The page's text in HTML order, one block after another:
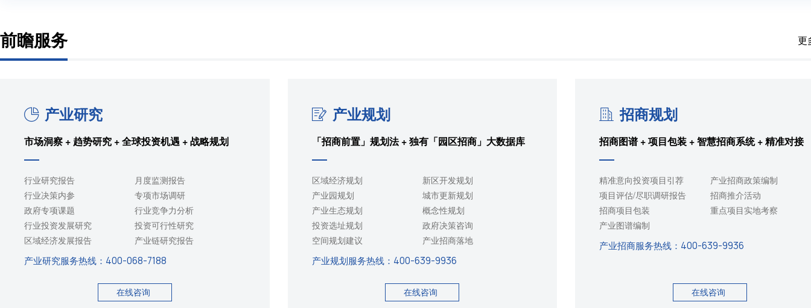
前瞻服务 更
产业研究
市场洞察 + 趋势研究 + 全球投资机遇 + 战略规划
行业研究报告
月度监测报告
行业决策内参
专项市场调研
政府专项课题
行业竞争力分析
行业投资发展研究
投资可行性研究
区域经济发展报告
产业链研究报告
产业研究服务热线： 400-068-7188
在线咨询
产业规划
「招商前置」规划法 + 独有「园区招商」大数据库
区域经济规划
新区开发规划
产业园规划
城市更新规划
产业生态规划
概念性规划
投资选址规划
政府决策咨询
空间规划建议
产业招商落地
产业规划服务热线： 400-639-9936
在线咨询
招商规划
招商图谱 + 项目包装 + 智慧招商系统 + 精准对接
精准意向投资项目引荐
产业招商政策编制
项目评估/尽职调研报告
招商推介活动
招商项目包装
重点项目实地考察
产业图谱编制
产业招商服务热线： 400-639-9936
在线咨询